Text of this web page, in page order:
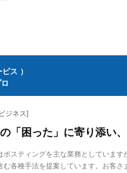
ス ）
ジネス]
「困った」に寄り添い
スティングを主な業務としています
む各種手法を提案しています。お客さ